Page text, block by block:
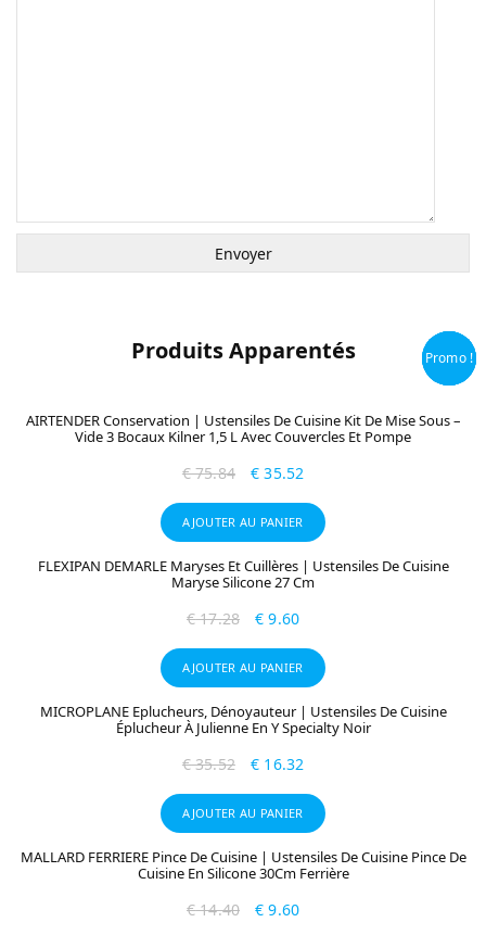
Produits Apparentés Promo !
AIRTENDER Conservation | Ustensiles De Cuisine Kit De Mise Sous –
Vide 3 Bocaux Kilner 1,5 L Avec Couvercles Et Pompe
€75.84 € 35.52
AJOUTER AU PANIER
Promo !
FLEXIPAN DEMARLE Maryses Et Cuillères | Ustensiles De Cuisine
Maryse Silicone 27 Cm
€17.28 € 9.60
AJOUTER AU PANIER
Promo !
MICROPLANE Eplucheurs, Dénoyauteur | Ustensiles De Cuisine
Éplucheur À Julienne En Y Specialty Noir
€35.52 € 16.32
AJOUTER AU PANIER
Promo !
MALLARD FERRIERE Pince De Cuisine | Ustensiles De Cuisine Pince De
Cuisine En Silicone 30Cm Ferrière
€14.40 € 9.60